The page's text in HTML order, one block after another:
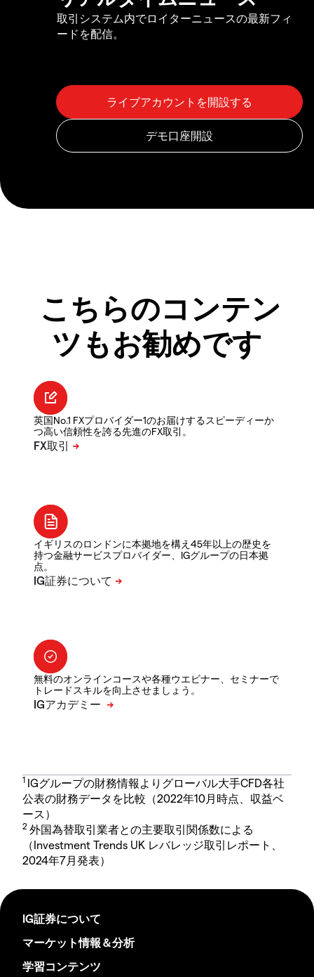
取引システム内でロイターニュースの最新フィ
ードを配信。
こちらのコンテン
ツもお勧めです
英国No.1 FXプロバイダー1のお届けするスピーディーか
つ高い信頼性を誇る先進のFX取引。
イギリスのロンドンに本拠地を構え45年以上の歴史を
持つ金融サービスプロバイダー、IGグループの日本拠
点。
無料のオンラインコースや各種ウエビナー、セミナーで
トレードスキルを向上させましょう。
1 IGグループの財務情報よりグローバル大手CFD各社
公表の財務データを比較（2022年10月時点、収益ベ
ース）
2 外国為替取引業者との主要取引関係数による
（Investment Trends UK レバレッジ取引レポート、
2024年7月発表）
IG証券について
マーケット情報＆分析
学習コンテンツ